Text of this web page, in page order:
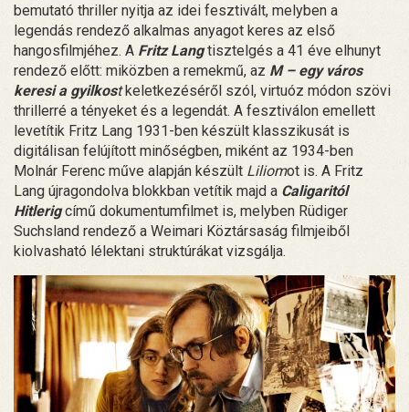
bemutató thriller nyitja az idei fesztivált, melyben a
legendás rendező alkalmas anyagot keres az első
hangosfilmjéhez. A Fritz Langtisztelgés a 41 éve elhunyt
rendező előtt: miközben a remekmű, az M – egy város
keresi a gyilkostkeletkezéséről szól, virtuóz módon szövi
thrillerré a tényeket és a legendát. A fesztiválon emellett
levetítik Fritz Lang 1931-ben készült klasszikusát is
digitálisan felújított minőségben, miként az 1934-ben
Molnár Ferenc műve alapján készült Liliomot is. A Fritz
Lang újragondolva blokkban vetítik majd a Caligaritól
Hitlerigcímű dokumentumfilmet is, melyben Rüdiger
Suchsland rendező a Weimari Köztársaság filmjeiből
kiolvasható lélektani struktúrákat vizsgálja.